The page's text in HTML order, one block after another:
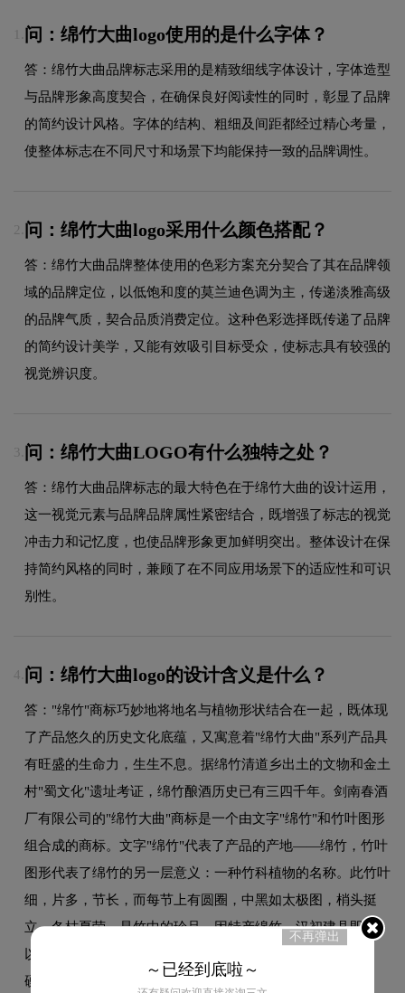
问：绵竹大曲logo使用的是什么字体？
答：绵竹大曲品牌标志采用的是精致细线字体设计，字体造型
与品牌形象高度契合，在确保良好阅读性的同时，彰显了品牌
的简约设计风格。字体的结构、粗细及间距都经过精心考量，
使整体标志在不同尺寸和场景下均能保持一致的品牌调性。
2. 问：绵竹大曲logo采用什么颜色搭配？
答：绵竹大曲品牌整体使用的色彩方案充分契合了其在品牌领
域的品牌定位，以低饱和度的莫兰迪色调为主，传递淡雅高级
的品牌气质，契合品质消费定位。这种色彩选择既传递了品牌
的简约设计美学，又能有效吸引目标受众，使标志具有较强的
视觉辨识度。
3. 问：绵竹大曲LOGO有什么独特之处？
答：绵竹大曲品牌标志的最大特色在于绵竹大曲的设计运用，
这一视觉元素与品牌品牌属性紧密结合，既增强了标志的视觉
冲击力和记忆度，也使品牌形象更加鲜明突出。整体设计在保
持简约风格的同时，兼顾了在不同应用场景下的适应性和可识
别性。
4. 问：绵竹大曲logo的设计含义是什么？
答："绵竹"商标巧妙地将地名与植物形状结合在一起，既体现
了产品悠久的历史文化底蕴，又寓意着"绵竹大曲"系列产品具
有旺盛的生命力，生生不息。据绵竹清道乡出土的文物和金土
村"蜀文化"遗址考证，绵竹酿酒历史已有三四千年。剑南春酒
厂有限公司的"绵竹大曲"商标是一个由文字"绵竹"和竹叶图形
组合成的商标。文字"绵竹"代表了产品的产地——绵竹，竹叶
图形代表了绵竹的另一层意义：一种竹科植物的名称。此竹叶
细，片多，节长，而每节上有圆圈，中黑如太极图，梢头挺
立，冬枯夏荣，是竹中的珍品。因特产绵竹，汉初建县即
以"绵竹"为县名。绵竹不屈不挠，越是风霜雪剑，竹针越坚
硬，越是挺拔...
不再弹出
～已经到底啦～